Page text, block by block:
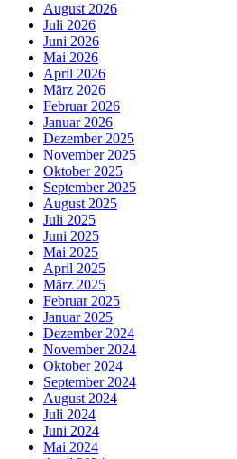
August 2026
Juli 2026
Juni 2026
Mai 2026
April 2026
März 2026
Februar 2026
Januar 2026
Dezember 2025
November 2025
Oktober 2025
September 2025
August 2025
Juli 2025
Juni 2025
Mai 2025
April 2025
März 2025
Februar 2025
Januar 2025
Dezember 2024
November 2024
Oktober 2024
September 2024
August 2024
Juli 2024
Juni 2024
Mai 2024